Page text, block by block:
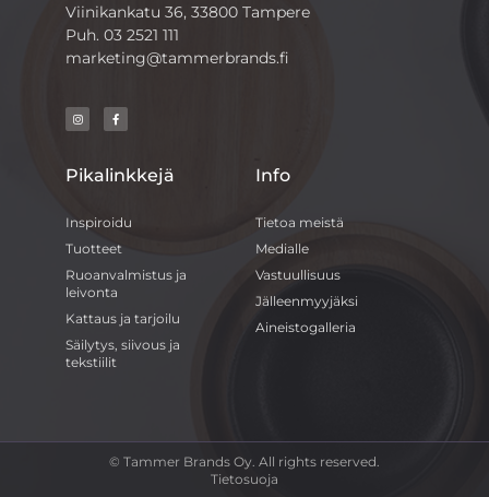
Viinikankatu 36, 33800 Tampere
Puh. 03 2521 111
marketing@tammerbrands.fi
Pikalinkkejä
Inspiroidu
Tuotteet
Ruoanvalmistus ja
leivonta
Kattaus ja tarjoilu
Säilytys, siivous ja
tekstiilit
Info
Tietoa meistä
Medialle
Vastuullisuus
Jälleenmyyjäksi
Aineistogalleria
© Tammer Brands Oy. All rights reserved.
Tietosuoja